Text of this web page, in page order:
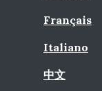
Français
Italiano
中文